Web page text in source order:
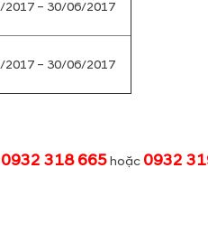
2017 – 30/06/2017
2017 – 30/06/2017
0932 318 665hoặc 0932